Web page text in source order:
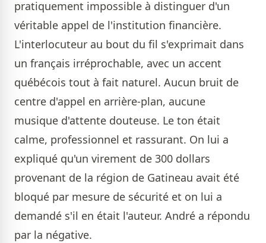
pratiquement impossible à distinguer d'un
véritable appel de l'institution financière.
L'interlocuteur au bout du fil s'exprimait dans
un français irréprochable, avec un accent
québécois tout à fait naturel. Aucun bruit de
centre d'appel en arrière-plan, aucune
musique d'attente douteuse. Le ton était
calme, professionnel et rassurant. On lui a
expliqué qu'un virement de 300 dollars
provenant de la région de Gatineau avait été
bloqué par mesure de sécurité et on lui a
demandé s'il en était l'auteur. André a répondu
par la négative.